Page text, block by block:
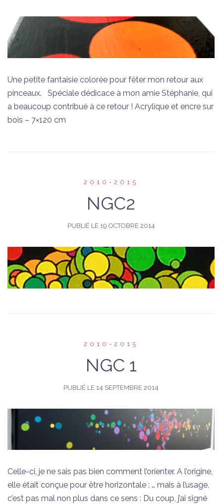
Une petite fantaisie colorée pour fêter mon retour aux
pinceaux. Spéciale dédicace à mon amie Stéphanie, qui
a beaucoup contribué à ce retour ! Acrylique et encre sur
bois – 7×120 cm
2010-2015
NGC2
PUBLIÉ LE 19 OCTOBRE 2014
2010-2015
NGC 1
PUBLIÉ LE 14 SEPTEMBRE 2014
Celle-ci, je ne sais pas bien comment l’orienter. A l’origine,
elle était conçue pour être horizontale : … mais à l’usage,
c’est pas mal non plus dans ce sens : Du coup, j’ai signé